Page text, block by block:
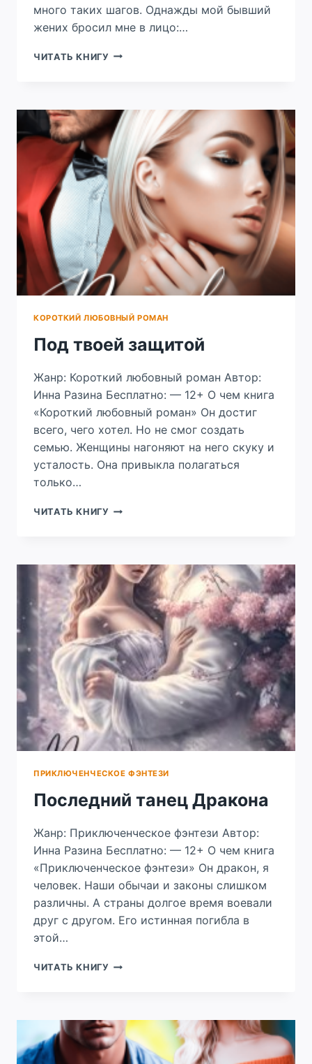
много таких шагов. Однажды мой бывший
жених бросил мне в лицо:…
ЧИТАТЬ КНИГУ НЕПРОШЕНЫЙ
КОРОТКИЙ ЛЮБОВНЫЙ РОМАН
Под твоей защитой
Жанр: Короткий любовный роман Автор:
Инна Разина Бесплатно: — 12+ О чем книга
«Короткий любовный роман» Он достиг
всего, чего хотел. Но не смог создать
семью. Женщины нагоняют на него скуку и
усталость. Она привыкла полагаться
только…
ЧИТАТЬ КНИГУ ПОД
ПРИКЛЮЧЕНЧЕСКОЕ ФЭНТЕЗИ
Последний танец Дракона
Жанр: Приключенческое фэнтези Автор:
Инна Разина Бесплатно: — 12+ О чем книга
«Приключенческое фэнтези» Он дракон, я
человек. Наши обычаи и законы слишком
различны. А страны долгое время воевали
друг с другом. Его истинная погибла в
этой…
ЧИТАТЬ КНИГУ ПОСЛЕДНИЙ